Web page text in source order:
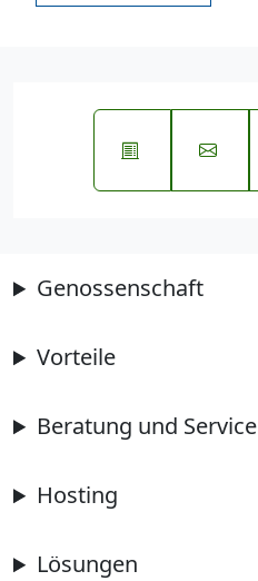
Genossenschaft
Vorteile
Beratung und Service
Hosting
Lösungen